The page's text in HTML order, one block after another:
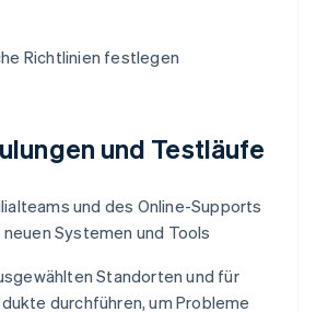
Richtlinien festlegen
und Testläufe
und des Online-Supports
Systemen und Tools
Standorten und für
durchführen, um Probleme